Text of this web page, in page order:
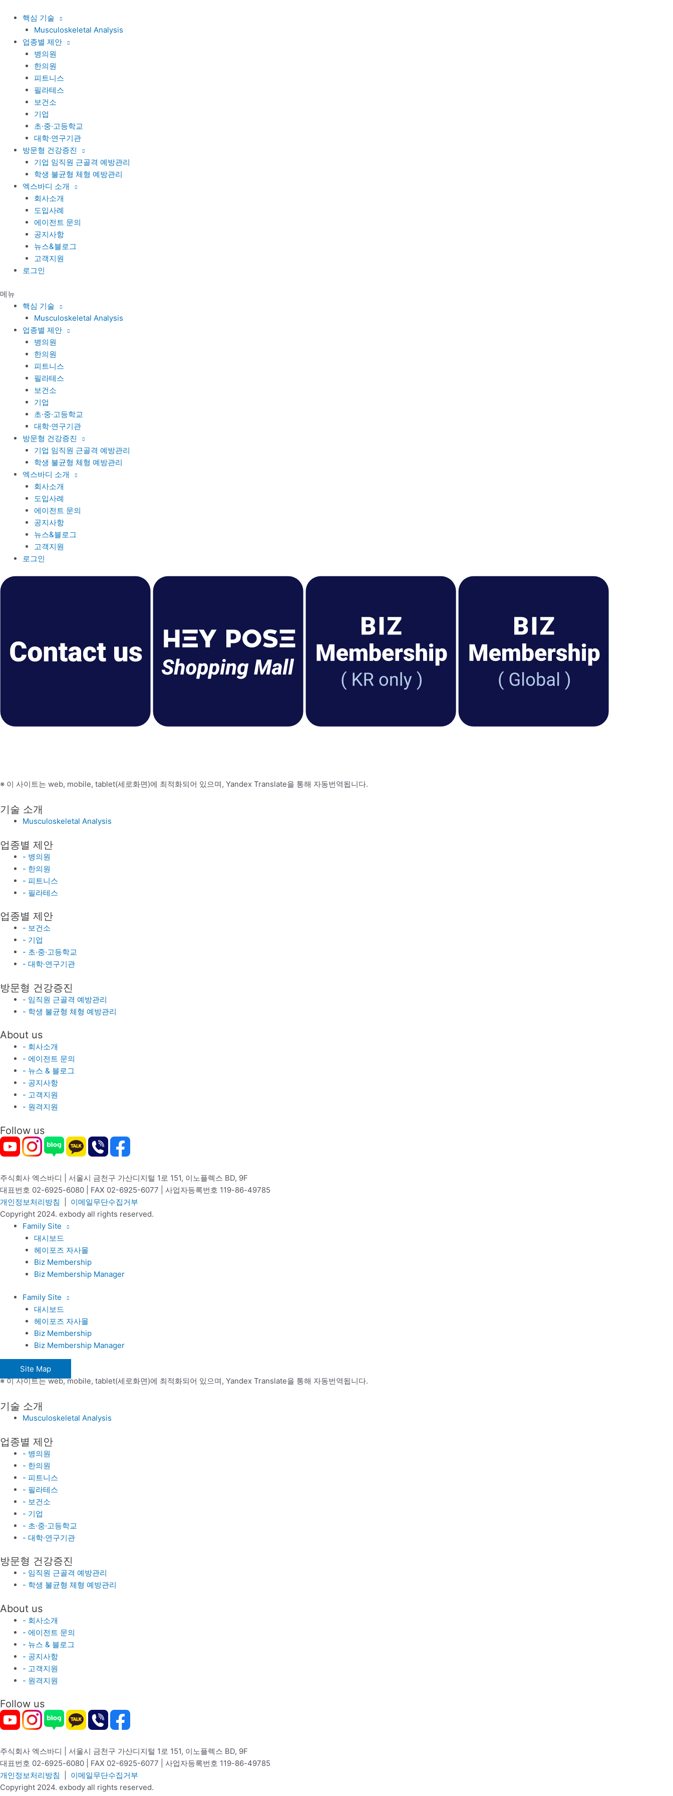
핵심 기술
Musculoskeletal Analysis
업종별 제안
병의원
한의원
피트니스
필라테스
보건소
기업
초·중·고등학교
대학·연구기관
방문형 건강증진
기업 임직원 근골격 예방관리
학생 불균형 체형 예방관리
엑스바디 소개
회사소개
도입사례
에이전트 문의
공지사항
뉴스&블로그
고객지원
로그인
메뉴
핵심 기술
Musculoskeletal Analysis
업종별 제안
병의원
한의원
피트니스
필라테스
보건소
기업
초·중·고등학교
대학·연구기관
방문형 건강증진
기업 임직원 근골격 예방관리
학생 불균형 체형 예방관리
엑스바디 소개
회사소개
도입사례
에이전트 문의
공지사항
뉴스&블로그
고객지원
로그인
※ 이 사이트는 web, mobile, tablet(세로화면)에 최적화되어 있으며, Yandex Translate을 통해 자동번역됩니다.
기술 소개
Musculoskeletal Analysis
업종별 제안
- 병의원
- 한의원
- 피트니스
- 필라테스
업종별 제안
- 보건소
- 기업
- 초·중·고등학교
- 대학·연구기관
방문형 건강증진
- 임직원 근골격 예방관리
- 학생 불균형 체형 예방관리
About us
- 회사소개
- 에이전트 문의
- 뉴스 & 블로그
- 공지사항
- 고객지원
- 원격지원
Follow us
주식회사 엑스바디 | 서울시 금천구 가산디지털 1로 151, 이노플렉스 BD, 9F
대표번호 02-6925-6080 | FAX 02-6925-6077 | 사업자등록번호 119-86-49785
개인정보처리방침
이메일무단수집거부
Copyright 2024. exbody all rights reserved.
Family Site
대시보드
헤이포즈 자사몰
Biz Membership
Biz Membership Manager
Family Site
대시보드
헤이포즈 자사몰
Biz Membership
Biz Membership Manager
Site Map
※ 이 사이트는 web, mobile, tablet(세로화면)에 최적화되어 있으며, Yandex Translate을 통해 자동번역됩니다.
기술 소개
Musculoskeletal Analysis
업종별 제안
- 병의원
- 한의원
- 피트니스
- 필라테스
- 보건소
- 기업
- 초·중·고등학교
- 대학·연구기관
방문형 건강증진
- 임직원 근골격 예방관리
- 학생 불균형 체형 예방관리
About us
- 회사소개
- 에이전트 문의
- 뉴스 & 블로그
- 공지사항
- 고객지원
- 원격지원
Follow us
주식회사 엑스바디 | 서울시 금천구 가산디지털 1로 151, 이노플렉스 BD, 9F
대표번호 02-6925-6080 | FAX 02-6925-6077 | 사업자등록번호 119-86-49785
개인정보처리방침
이메일무단수집거부
Copyright 2024. exbody all rights reserved.